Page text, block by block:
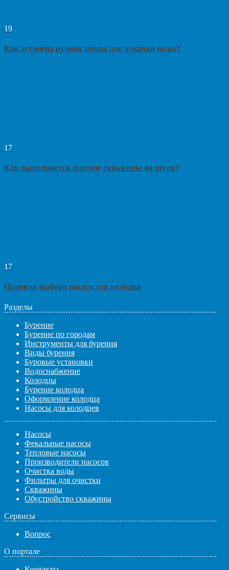
19
Как устроена ручная помпа для откачки воды?
17
Как выполняется бурение скважины на песок?
17
Правила выбора насоса для колодца
Разделы
Бурение
Бурение по городам
Инструменты для бурения
Виды бурения
Буровые установки
Водоснабжение
Колодцы
Бурение колодца
Оформление колодца
Насосы для колодцев
Насосы
Фекальные насосы
Тепловые насосы
Производители насосов
Очистка воды
Фильтры для очистки
Скважины
Обустройство скважины
Сервисы
Вопрос
О портале